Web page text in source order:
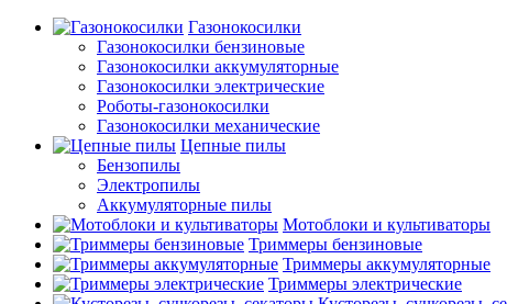
Газонокосилки
Газонокосилки бензиновые
Газонокосилки аккумуляторные
Газонокосилки электрические
Роботы-газонокосилки
Газонокосилки механические
Цепные пилы
Бензопилы
Электропилы
Аккумуляторные пилы
Мотоблоки и культиваторы
Триммеры бензиновые
Триммеры аккумуляторные
Триммеры электрические